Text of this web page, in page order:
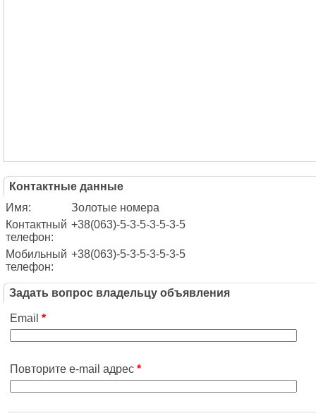
Контактные данные
Имя:
Золотые номера
Контактный
телефон:
+38(063)-5-3-5-3-5-3-5
Мобильный
телефон:
+38(063)-5-3-5-3-5-3-5
Задать вопрос владельцу объявления
Email *
Повторите e-mail адрес *